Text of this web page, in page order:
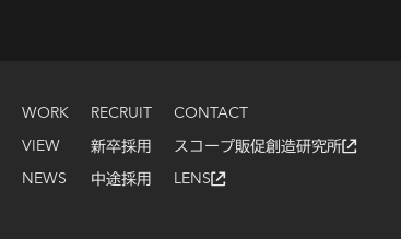
WORK
VIEW
NEWS
RECRUIT
新卒採用
中途採用
CONTACT
スコープ販促創造研究所
LENS